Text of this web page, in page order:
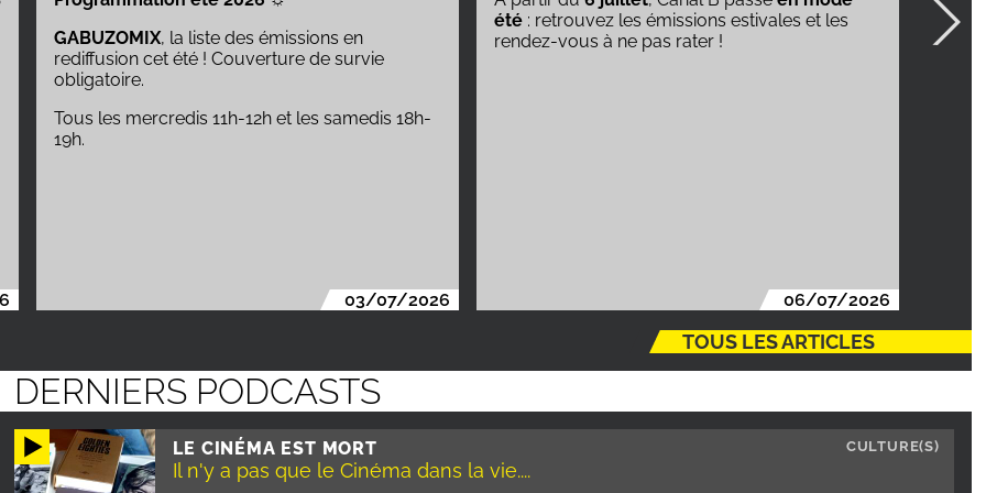
rendez-vous à ne pas rater !
06/07/2026
Voir le détail de l'offre dans cet article !
25/06/2026
TOUS LES ARTICLES
DERNIERS PODCASTS
LE CINÉMA EST MORT
Il n'y a pas que le Cinéma dans la vie....
CULTURE(S)